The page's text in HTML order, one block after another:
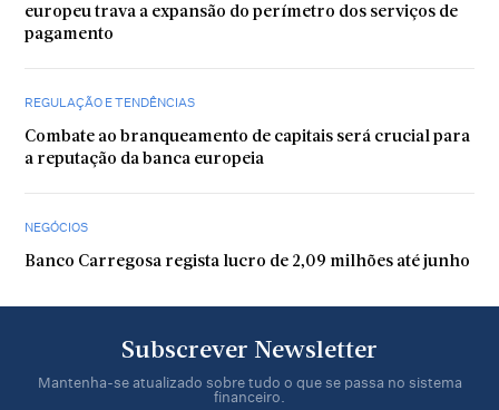
europeu trava a expansão do perímetro dos serviços de
pagamento
REGULAÇÃO E TENDÊNCIAS
Combate ao branqueamento de capitais será crucial para
a reputação da banca europeia
NEGÓCIOS
Banco Carregosa regista lucro de 2,09 milhões até junho
Subscrever Newsletter
Mantenha-se atualizado sobre tudo o que se passa no sistema
financeiro.